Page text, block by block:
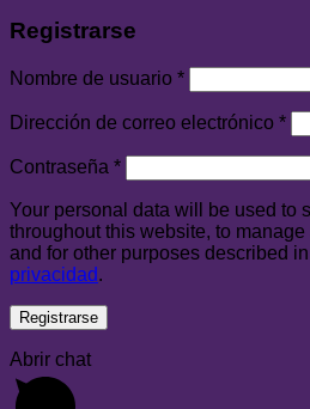
Registrarse
Nombre de usuario *
Dirección de correo electrónico *
Contraseña *
Your personal data will be used to
throughout this website, to
and for other purposes described
privacidad.
Registrarse
Abrir chat